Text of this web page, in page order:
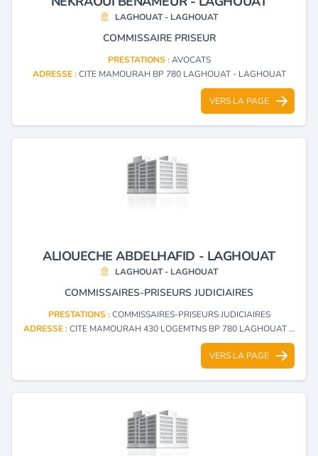
LAGHOUAT - LAGHOUAT
COMMISSAIRE PRISEUR
PRESTATIONS :AVOCATS
ADRESSE :CITE MAMOURAH BP 780 LAGHOUAT - LAGHOUAT
VERS LA PAGE
ALIOUECHE ABDELHAFID - LAGHOUAT
LAGHOUAT - LAGHOUAT
COMMISSAIRES-PRISEURS JUDICIAIRES
PRESTATIONS :COMMISSAIRES-PRISEURS JUDICIAIRES
ADRESSE :CITE MAMOURAH 430 LOGEMTNS BP 780 LAGHOUAT - LAGHOUAT
VERS LA PAGE